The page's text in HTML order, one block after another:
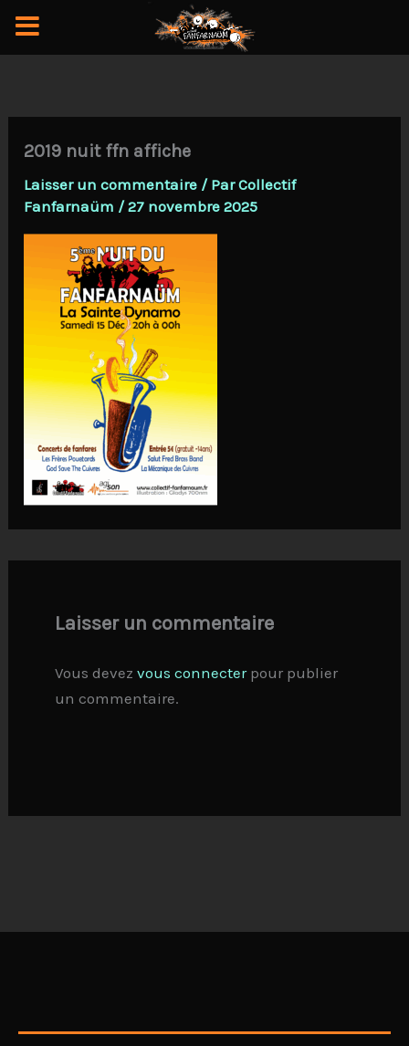
Aller
au
2019 nuit ffn affiche
Laisser un commentaire / ParCollectif
Fanfarnaüm /27 novembre 2025
Laisser un commentaire
Vous devezvous connecterpour publier
un commentaire.